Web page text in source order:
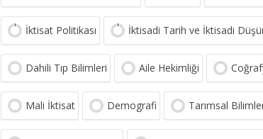
İktisat Politikası İktisadi Tarih ve İktisadi
Dahili Tıp Bilimleri Aile Hekimliği
Mali İktisat Demografi Tarımsal